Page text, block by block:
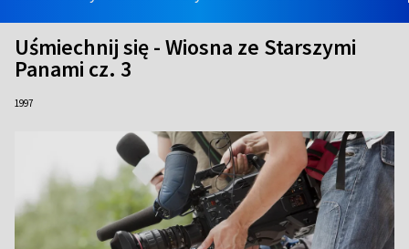
Uśmiechnij się - Wiosna ze Starszymi
Panami cz. 3
1997